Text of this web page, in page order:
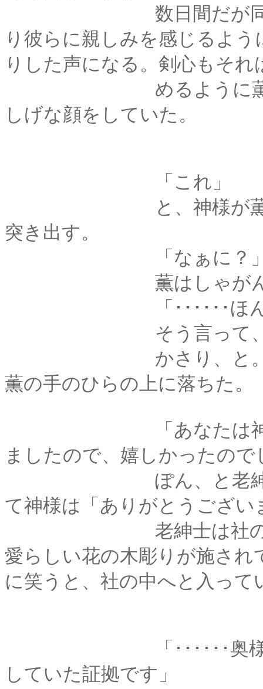
数日間だが同じ屋根
り彼らに親しみを感じるよ
りした声になる。剣心もそれ
めるように薫の肩を
しげな顔をしていた。
「これ」
と、神様が薫に向か
突き出す。
「なぁに？
薫はしゃがんで、
「･･････ほんとは
そう言って、神様
かさり、と。乾いた
薫の手のひらの上に落ちた。
「あなたは神様にい
ましたので、嬉しかったの
ぽん、と老紳士が神
て神様は「ありがとうござ
老紳士は社の扉に手
愛らしい花の木彫りが施さ
に笑うと、社の中へと入って
「･･････奥様が、あ
していた証拠です」